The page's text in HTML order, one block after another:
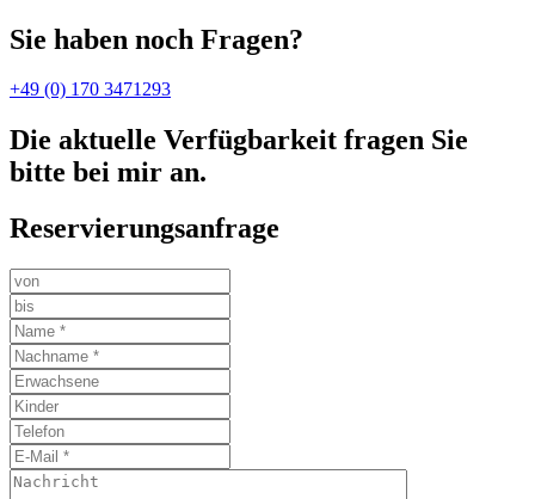
Sie haben noch Fragen?
+49 (0) 170 3471293
Die aktuelle Verfügbarkeit fragen Sie
bitte bei mir an.
Reservierungsanfrage